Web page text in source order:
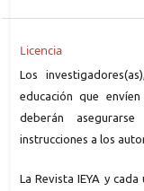
Licencia
Los
educación que
deberán
instrucciones a los
La Revista IEYA y